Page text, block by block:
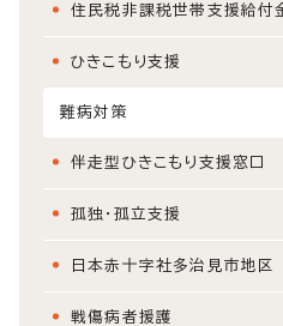
住民税非課税世帯支援給付
ひきこもり支援
難病対策
伴走型ひきこもり支援窓口
孤独・孤立支援
日本赤十字社多治見市地区
戦傷病者援護